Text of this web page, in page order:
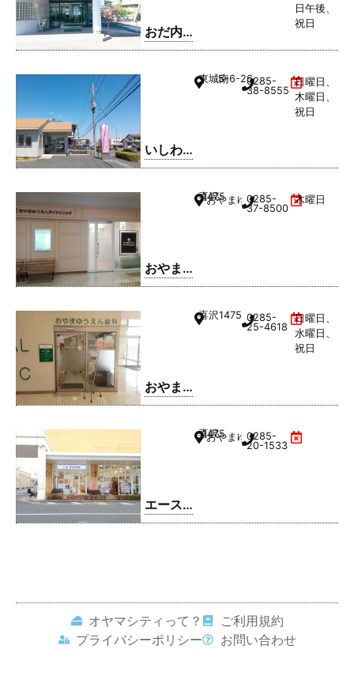
おだ内
科クリ
日午後、
祝日
いしわ
た歯科
東城南5-6-260285-
38-8555
日曜日、
木曜日、
祝日
おやま
ゆうえ
喜沢
1475
おやまゆうえんハーヴェストウ
0285-
37-8500
木曜日
おやま
ゆうえ
喜沢1475 0285-
25-4618
日曜日、
水曜日、
祝日
エース
コンタ
店
喜沢
1475
おやまゆうえんハーヴェストウ
0285-
20-1533
オヤマシティって？
ご利用規約
プライバシーポリシー
お問い合わせ